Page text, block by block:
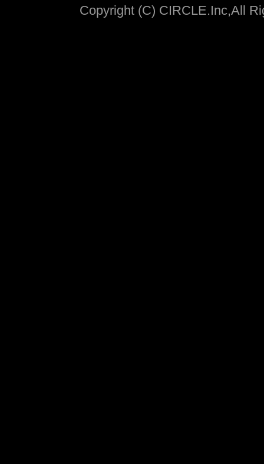
Copyright (C) CIRCLE.Inc,All